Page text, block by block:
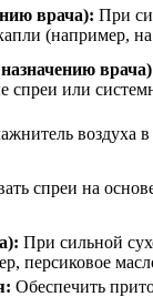
врача): При
(например,
спреи или
воздуха
спреи на
При сильной
персиковое
Обеспечить